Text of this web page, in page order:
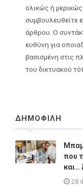
ολικώς ή
συμβουλευθείτε
άρθρου. Ο
ευθύνη για
βασισμένη στις
του δικτυακού
ΔΗΜΟΦΙΛΗ
που
και…
28